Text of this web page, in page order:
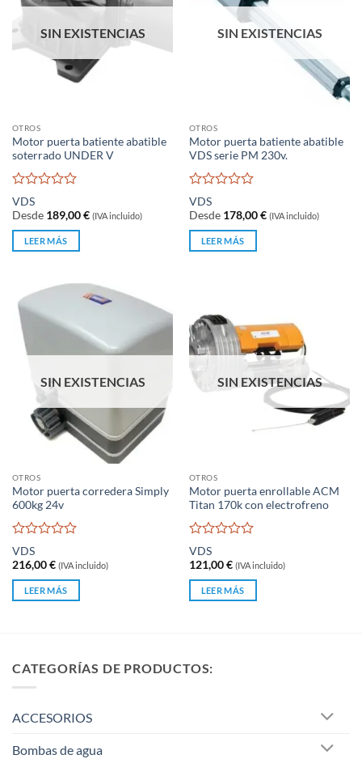
SIN EXISTENCIAS
OTROS
Motor puerta batiente abatible
soterrado UNDER V
Valorado
con
0
5
VDS
Desde 189,00€ (IVA incluido)
LEER MÁS
SIN EXISTENCIAS
OTROS
Motor puerta batiente abatible
VDS serie PM 230v.
Valorado
con
0
5
VDS
Desde 178,00€ (IVA incluido)
LEER MÁS
SIN EXISTENCIAS
OTROS
Motor puerta corredera Simply
600kg 24v
Valorado
con
0
5
VDS
216,00€ (IVA incluido)
LEER MÁS
SIN EXISTENCIAS
OTROS
Motor puerta enrollable ACM
Titan 170k con electrofreno
Valorado
con
0
5
VDS
121,00€ (IVA incluido)
LEER MÁS
CATEGORÍAS DE PRODUCTOS:
ACCESORIOS
Bombas de agua